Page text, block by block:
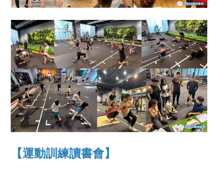
【運動訓練讀書會】